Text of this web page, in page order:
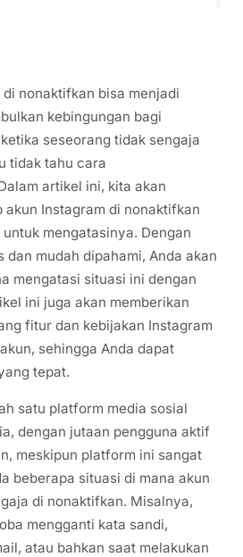
nonaktifkan bisa menjadi
kebingungan bagi
seseorang tidak sengaja
tidak tahu cara
artikel ini, kita akan
akun Instagram di nonaktifkan
mengatasinya. Dengan
dan mudah dipahami, Anda akan
mengatasi situasi ini dengan
ini juga akan memberikan
fitur dan kebijakan Instagram
sehingga Anda dapat
tepat.
satu platform media sosial
dengan jutaan pengguna aktif
meskipun platform ini sangat
beberapa situasi di mana akun
di nonaktifkan. Misalnya,
mengganti kata sandi,
atau bahkan saat melakukan